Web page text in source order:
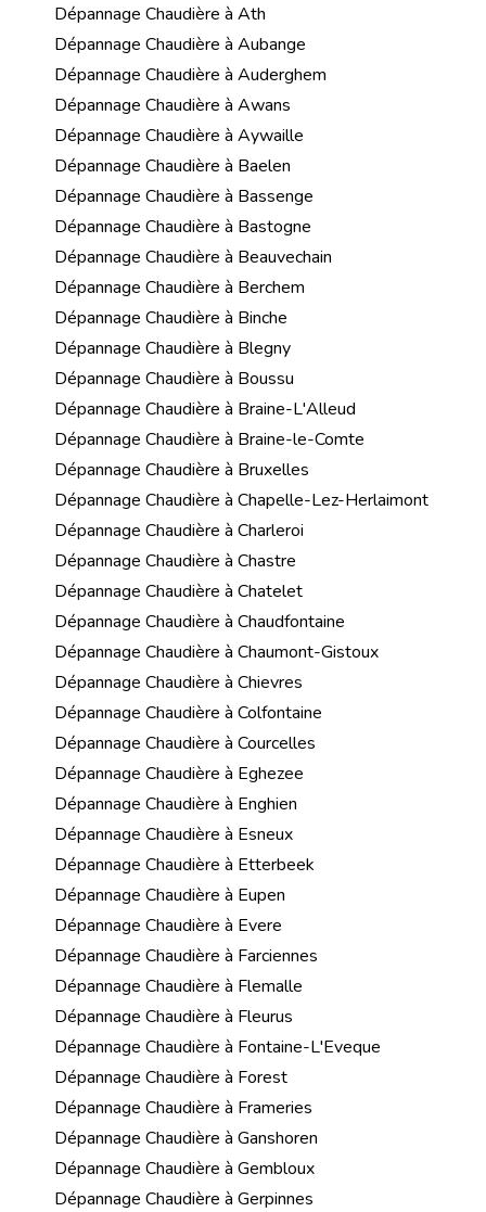
Dépannage Chaudière à Ath
Dépannage Chaudière à Aubange
Dépannage Chaudière à Auderghem
Dépannage Chaudière à Awans
Dépannage Chaudière à Aywaille
Dépannage Chaudière à Baelen
Dépannage Chaudière à Bassenge
Dépannage Chaudière à Bastogne
Dépannage Chaudière à Beauvechain
Dépannage Chaudière à Berchem
Dépannage Chaudière à Binche
Dépannage Chaudière à Blegny
Dépannage Chaudière à Boussu
Dépannage Chaudière à Braine-L'Alleud
Dépannage Chaudière à Braine-le-Comte
Dépannage Chaudière à Bruxelles
Dépannage Chaudière à Chapelle-Lez-Herlaimont
Dépannage Chaudière à Charleroi
Dépannage Chaudière à Chastre
Dépannage Chaudière à Chatelet
Dépannage Chaudière à Chaudfontaine
Dépannage Chaudière à Chaumont-Gistoux
Dépannage Chaudière à Chievres
Dépannage Chaudière à Colfontaine
Dépannage Chaudière à Courcelles
Dépannage Chaudière à Eghezee
Dépannage Chaudière à Enghien
Dépannage Chaudière à Esneux
Dépannage Chaudière à Etterbeek
Dépannage Chaudière à Eupen
Dépannage Chaudière à Evere
Dépannage Chaudière à Farciennes
Dépannage Chaudière à Flemalle
Dépannage Chaudière à Fleurus
Dépannage Chaudière à Fontaine-L'Eveque
Dépannage Chaudière à Forest
Dépannage Chaudière à Frameries
Dépannage Chaudière à Ganshoren
Dépannage Chaudière à Gembloux
Dépannage Chaudière à Gerpinnes